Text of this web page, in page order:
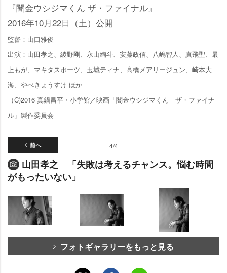
『闇金ウシジマくん ザ・ファイナル』
2016年10月22日（土）公開
監督：山口雅俊
出演：山田孝之、綾野剛、永山絢斗、安藤政信、八嶋智人、真飛聖、最
上もが、マキタスポーツ、玉城ティナ、高橋メアリージュン、崎本大
海、やべきょうすけ ほか
（C)2016 真鍋昌平・小学館／映画「闇金ウシジマくん ザ・ファイナ
ル」製作委員会
前へ 4/4
山田孝之 「失敗は考えるチャンス。悩む時間
がもったいない」
フォトギャラリーをもっと見る